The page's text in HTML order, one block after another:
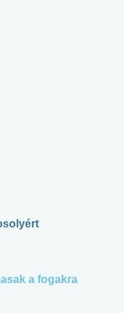
a fogakra